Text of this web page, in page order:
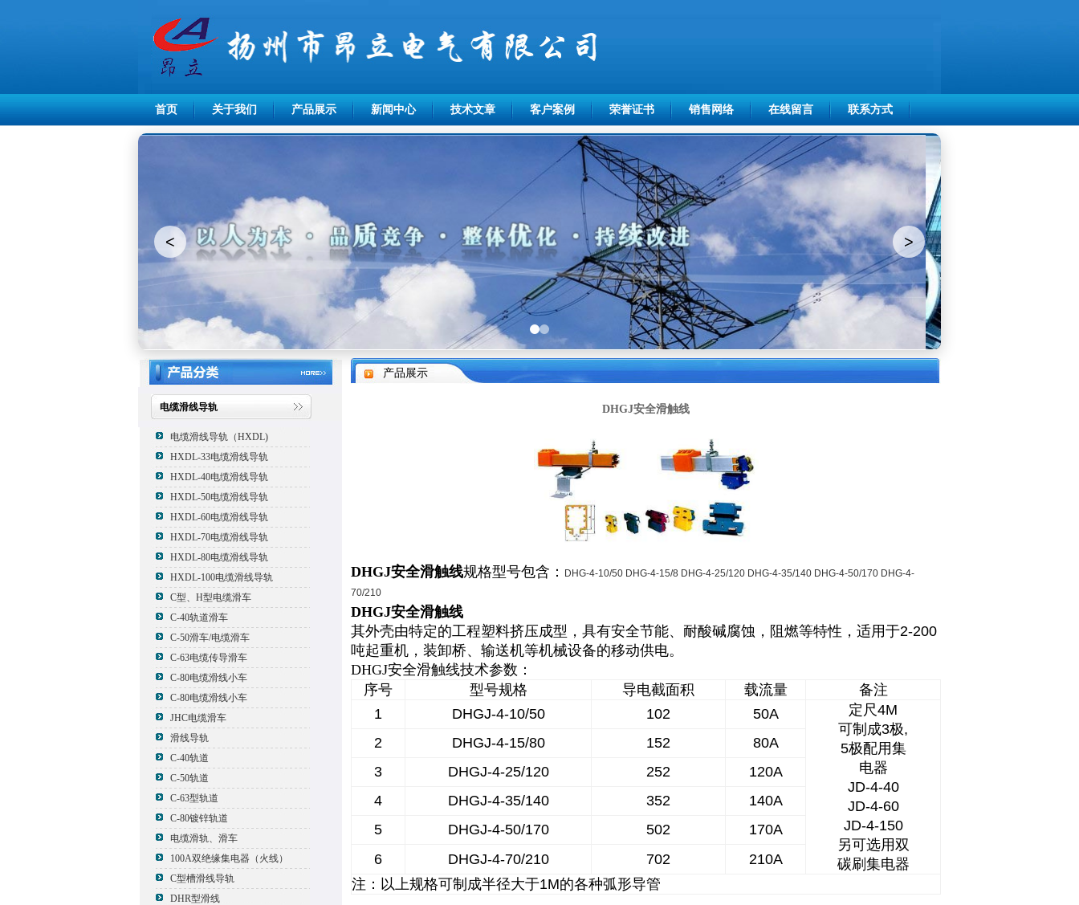
首页 关于我们 产品展示 新闻中心 技术文章 客户案例 荣誉证书 销售网络 在线留言 联系方式
< >
电缆滑线导轨
电缆滑线导轨（HXDL)
HXDL-33电缆滑线导轨
HXDL-40电缆滑线导轨
HXDL-50电缆滑线导轨
HXDL-60电缆滑线导轨
HXDL-70电缆滑线导轨
HXDL-80电缆滑线导轨
HXDL-100电缆滑线导轨
C型、H型电缆滑车
C-40轨道滑车
C-50滑车/电缆滑车
C-63电缆传导滑车
C-80电缆滑线小车
C-80电缆滑线小车
JHC电缆滑车
滑线导轨
C-40轨道
C-50轨道
C-63型轨道
C-80镀锌轨道
电缆滑轨、滑车
100A双绝缘集电器（火线）
C型槽滑线导轨
DHR型滑线
产品展示
DHGJ安全滑触线
DHGJ安全滑触线规格型号包含： DHG-4-10/50 DHG-4-15/8 DHG-4-25/120 DHG-4-35/140 DHG-4-50/170 DHG-4-
70/210
DHGJ安全滑触线
其外壳由特定的工程塑料挤压成型，具有安全节能、耐酸碱腐蚀，阻燃等特性，适用于2-200
吨起重机，装卸桥、输送机等机械设备的移动供电。
DHGJ安全滑触线技术参数：
序号
型号规格 导电截面积 载流量
备注
1
DHGJ-4-10/50 102 50A
定尺4M
可制成3极,
5极配用集
电器
JD-4-40
JD-4-60
JD-4-150
另可选用双
碳刷集电器
2 DHGJ-4-15/80 152
80A
3
DHGJ-4-25/120 252
120A
4
DHGJ-4-35/140 352
140A
5
DHGJ-4-50/170 502
170A
6
DHGJ-4-70/210 702
210A
注：以上规格可制成半径大于1M的各种弧形导管